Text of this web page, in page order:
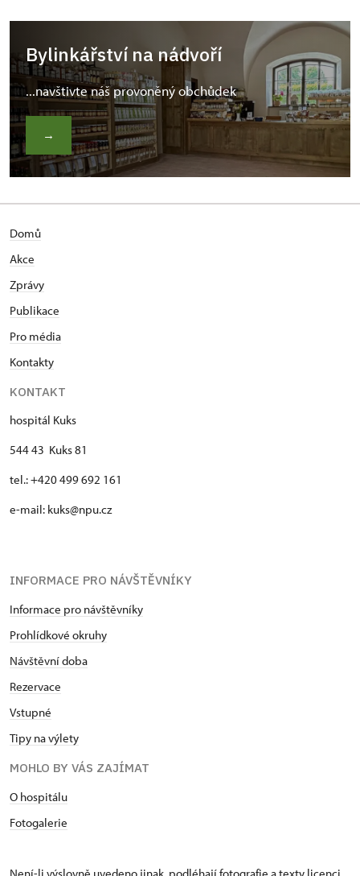
Bylinkářství na nádvoří
...navštivte náš provoněný obchůdek
→
Domů
Akce
Zprávy
Publikace
Pro média
Kontakty
KONTAKT
hospitál Kuks
544 43 Kuks 81
tel.: +420 499 692 161
e-mail: kuks@npu.cz
INFORMACE PRO NÁVŠTĚVNÍKY
Informace pro návštěvníky
Prohlídkové okruhy
Návštěvní doba
Rezervace
Vstupné
Tipy na výlety
MOHLO BY VÁS ZAJÍMAT
O hospitálu
Fotogalerie